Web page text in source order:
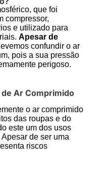
que foi
compressor,
e utilizado para
Apesar de
confundir o ar
pois a sua pressão
perigoso.
de Ar Comprimido
o ar comprimido
das roupas e do
este um dos usos
de ser uma
riscos